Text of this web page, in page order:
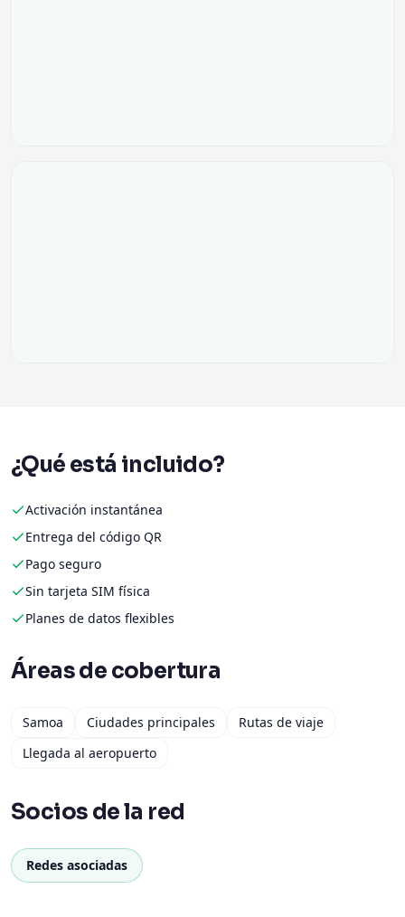
¿Qué está incluido?
Activación instantánea
Entrega del código QR
Pago seguro
Sin tarjeta SIM física
Planes de datos flexibles
Áreas de cobertura
Samoa Ciudades principales
Rutas de viaje
Llegada al aeropuerto
Socios de la red
Redes asociadas